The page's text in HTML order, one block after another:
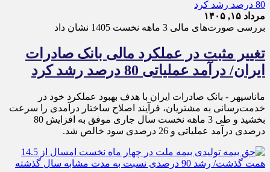
مرداد ۱۵, ۱۴۰۵
بررسی صورت‌های مالی 3 ماهه نخست 1405 نشان داد
تغییر مثبت در عملکرد مالی بانک صادرات
ایران/ درآمد عملیاتی 80 درصد رشد کرد
ماناسپهر - ​بانک صادرات ایران با هدف بهبود عملکرد خود در
خدمت‌رسانی به مشتریان، فرآیند اصلاح ساختار درآمدی را سرعت
بخشید و طی 3 ماهه نخست سال جاری موفق به افزایش 80
درصدی درآمد عملیاتی و 26 درصدی سود خالص شد.